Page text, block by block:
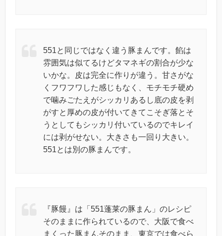
551と同じではなく違う豚まんです。餡は
雰囲気は似てるけどタマネギの割合が少な
いかな。皮は完全に作りが違う。甘さがな
くフワフワした感じもなく、モチモチ硬め
で噛みごたえがシッカリあるし底の皮を剥
がすと厚めの皮が付いてきてこそぎ落とそ
うとしてもシッカリ付いているのでキレイ
には剥がせない。大きさも一回り大きい。
551とは別の豚まんです。
『豚饅』は「551蓬莱の豚まん」のレシピ
そのままに作られているので、大阪で食べ
まくった豚まんそのまま、東京では食べら